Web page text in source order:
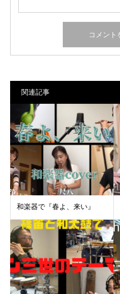
関連記事
和楽器で『春よ、来い』